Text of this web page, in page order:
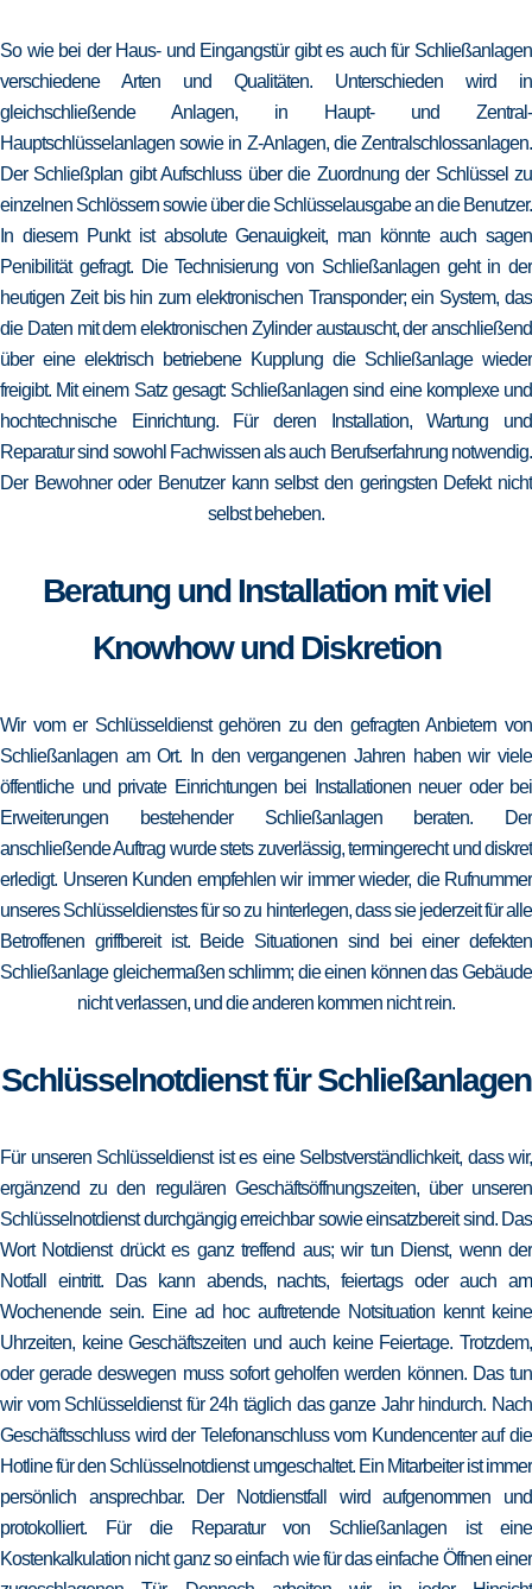
So wie bei der Haus- und Eingangstür gibt es auch für Schließanlagen
verschiedene Arten und Qualitäten. Unterschieden wird in
gleichschließende Anlagen, in Haupt- und Zentral-
Hauptschlüsselanlagen sowie in Z-Anlagen, die Zentralschlossanlagen.
Der Schließplan gibt Aufschluss über die Zuordnung der Schlüssel zu
einzelnen Schlössern sowie über die Schlüsselausgabe an die Benutzer.
In diesem Punkt ist absolute Genauigkeit, man könnte auch sagen
Penibilität gefragt. Die Technisierung von Schließanlagen geht in der
heutigen Zeit bis hin zum elektronischen Transponder; ein System, das
die Daten mit dem elektronischen Zylinder austauscht, der anschließend
über eine elektrisch betriebene Kupplung die Schließanlage wieder
freigibt. Mit einem Satz gesagt: Schließanlagen sind eine komplexe und
hochtechnische Einrichtung. Für deren Installation, Wartung und
Reparatur sind sowohl Fachwissen als auch Berufserfahrung notwendig.
Der Bewohner oder Benutzer kann selbst den geringsten Defekt nicht
selbst beheben.
Beratung und Installation mit viel
Knowhow und Diskretion
Wir vom er Schlüsseldienst gehören zu den gefragten Anbietern von
Schließanlagen am Ort. In den vergangenen Jahren haben wir viele
öffentliche und private Einrichtungen bei Installationen neuer oder bei
Erweiterungen bestehender Schließanlagen beraten. Der
anschließende Auftrag wurde stets zuverlässig, termingerecht und diskret
erledigt. Unseren Kunden empfehlen wir immer wieder, die Rufnummer
unseres Schlüsseldienstes für so zu hinterlegen, dass sie jederzeit für alle
Betroffenen griffbereit ist. Beide Situationen sind bei einer defekten
Schließanlage gleichermaßen schlimm; die einen können das Gebäude
nicht verlassen, und die anderen kommen nicht rein.
Schlüsselnotdienst für Schließanlagen
Für unseren Schlüsseldienst ist es eine Selbstverständlichkeit, dass wir,
ergänzend zu den regulären Geschäftsöffnungszeiten, über unseren
Schlüsselnotdienst durchgängig erreichbar sowie einsatzbereit sind. Das
Wort Notdienst drückt es ganz treffend aus; wir tun Dienst, wenn der
Notfall eintritt. Das kann abends, nachts, feiertags oder auch am
Wochenende sein. Eine ad hoc auftretende Notsituation kennt keine
Uhrzeiten, keine Geschäftszeiten und auch keine Feiertage. Trotzdem,
oder gerade deswegen muss sofort geholfen werden können. Das tun
wir vom Schlüsseldienst für 24h täglich das ganze Jahr hindurch. Nach
Geschäftsschluss wird der Telefonanschluss vom Kundencenter auf die
Hotline für den Schlüsselnotdienst umgeschaltet. Ein Mitarbeiter ist immer
persönlich ansprechbar. Der Notdienstfall wird aufgenommen und
protokolliert. Für die Reparatur von Schließanlagen ist eine
Kostenkalkulation nicht ganz so einfach wie für das einfache Öffnen einer